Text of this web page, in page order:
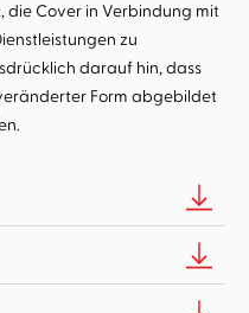
die Cover in Verbindung mit
zu
darauf hin, dass
Form abgebildet